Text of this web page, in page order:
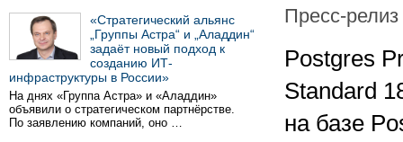
«Стратегический альянс
„Группы Астра“ и „Аладдин“
задаёт новый подход к
созданию ИТ-
инфраструктуры в России»
На днях «Группа Астра» и «Аладдин»
объявили о стратегическом партнёрстве.
По заявлению компаний, оно …
Пресс-
Postgres
Standard
на базе